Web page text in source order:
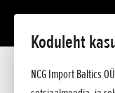
Koduleht
NCG Import Baltics
Lingid